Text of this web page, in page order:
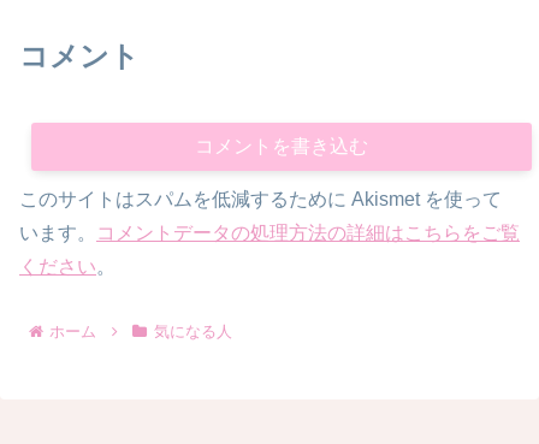
コメント
コメントを書き込む
このサイトはスパムを低減するために Akismet を使って
います。
コメントデータの処理方法の詳細はこちらをご覧
ください。
ホーム 気になる人